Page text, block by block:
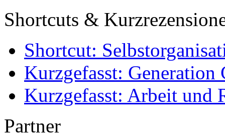
Shortcuts &
Shortcut:
Kurzgefasst: Generation
Kurzgefasst: Arbeit und
Partner